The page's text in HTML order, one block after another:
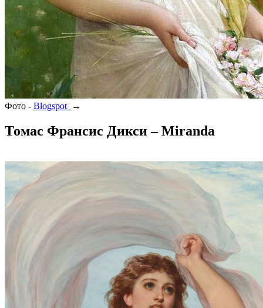
Фото - Blogspot →
Томас Франсис Дикси – Miranda